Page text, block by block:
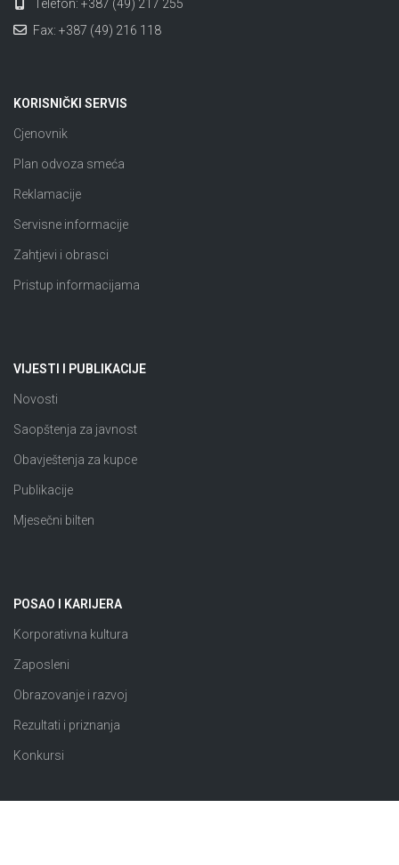
Telefon: +387 (49) 217 255
Fax: +387 (49) 216 118
KORISNIČKI SERVIS
Cjenovnik
Plan odvoza smeća
Reklamacije
Servisne informacije
Zahtjevi i obrasci
Pristup informacijama
VIJESTI I PUBLIKACIJE
Novosti
Saopštenja za javnost
Obavještenja za kupce
Publikacije
Mjesečni bilten
POSAO I KARIJERA
Korporativna kultura
Zaposleni
Obrazovanje i razvoj
Rezultati i priznanja
Konkursi